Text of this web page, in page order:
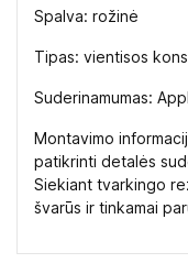
Spalva: rožinė
Tipas: vientisos
Suderinamumas:
Montavimo
patikrinti detalės
Siekiant tvarkingo
švarūs ir tinkamai